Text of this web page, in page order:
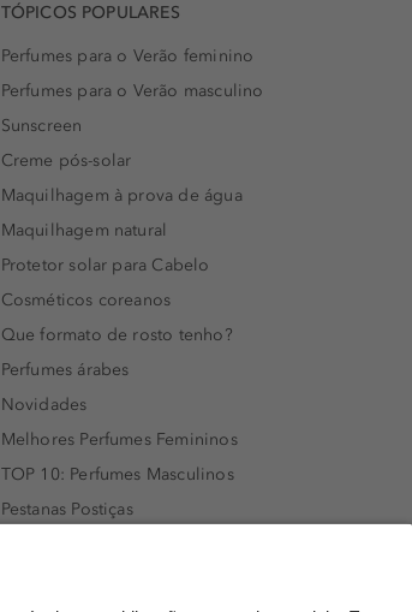
TÓPICOS POPULARES
Perfumes para o Verão feminino
Perfumes para o Verão masculino
Sunscreen
Creme pós-solar
Maquilhagem à prova de água
Maquilhagem natural
Protetor solar para Cabelo
Cosméticos coreanos
Que formato de rosto tenho?
Perfumes árabes
Novidades
Melhores Perfumes Femininos
TOP 10: Perfumes Masculinos
Pestanas Postiças